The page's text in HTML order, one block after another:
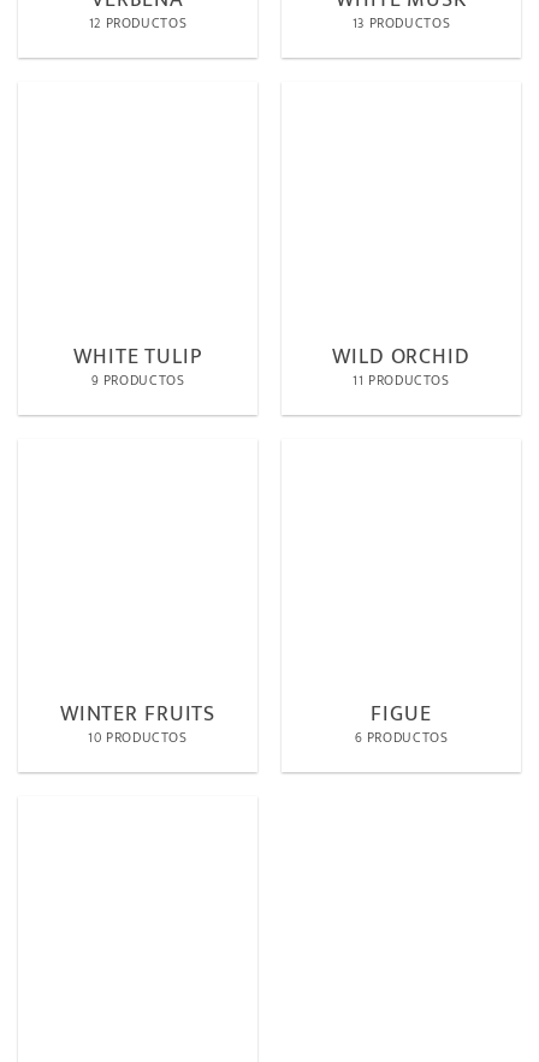
12 PRODUCTOS 13 PRODUCTOS
WHITE TULIP
9 PRODUCTOS
WILD ORCHID
11 PRODUCTOS
WINTER FRUITS
10 PRODUCTOS
FIGUE
6 PRODUCTOS